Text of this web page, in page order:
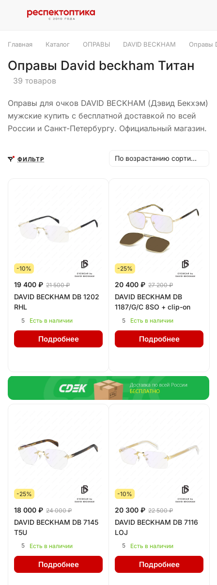
Главная Каталог ОПРАВЫ DAVID BECKHAM Оправы
Оправы David beckham Титан
39 товаров
Оправы для очков DAVID BECKHAM (Дэвид Бекхэм)
мужские купить с бесплатной доставкой по всей
России и Санкт-Петербургу. Официальный магазин.
ФИЛЬТР По возрастанию сортировки
-10%
19 400 ₽ 21 500 ₽
DAVID BECKHAM DB 1202
RHL
5 Есть в наличии
Подробнее
-25%
20 400 ₽ 27 200 ₽
DAVID BECKHAM DB
1187/G/C 8SO + clip-on
5 Есть в наличии
Подробнее
-25%
18 000 ₽ 24 000 ₽
DAVID BECKHAM DB 7145
T5U
5 Есть в наличии
Подробнее
-10%
20 300 ₽ 22 500 ₽
DAVID BECKHAM DB 7116
LOJ
5 Есть в наличии
Подробнее